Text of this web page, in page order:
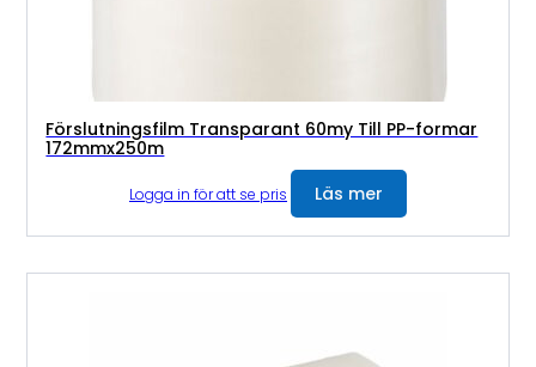
Förslutningsfilm Transparant 60my Till PP-formar
172mmx250m
Logga in för att se pris Läs mer